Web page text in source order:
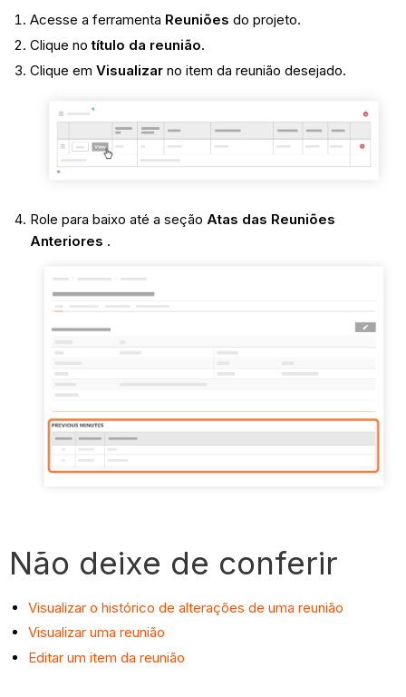
Acesse a ferramenta Reuniões do projeto.
Clique notítulo da reunião.
Clique em Visualizarno item da reunião desejado.
Role para baixo até a seção Atas das Reuniões
Anteriores .
Não deixe de conferir
Visualizar o histórico de alterações de uma reunião
Visualizar uma reunião
Editar um item da reunião